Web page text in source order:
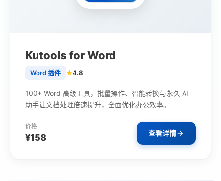
Kutools for Word
Word 插件 4.8
100+ Word 高级工具，批量操作、智能转换与永久 AI
助手让文档处理倍速提升，全面优化办公效率。
价格
¥158 查看详情